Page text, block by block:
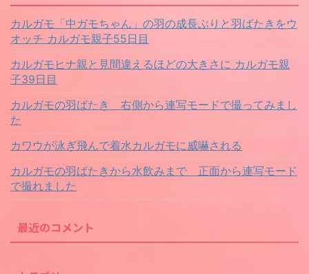
カルガモ「中ガモちゃん」の羽の成長ぶりと羽ばたきをウ
オッチ カルガモ親子55日目
カルガモヒナ親と見間違えるほどの大きさに カルガモ親
子39日目
カルガモの羽ばたき 右側から連写モードで撮ってみまし
た
カワウが泳ぎ飛んで着水カルガモに威嚇される
カルガモの羽ばたきから水飲みまで 正面から連写モード
で撮れました
最近のコメント